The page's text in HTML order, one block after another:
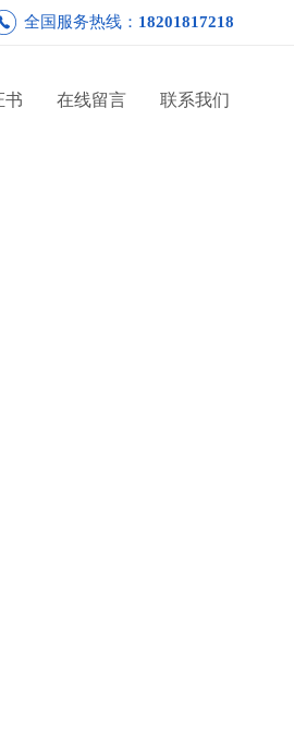
全国服务热线： 18201817218
书 在线留言 联系我们